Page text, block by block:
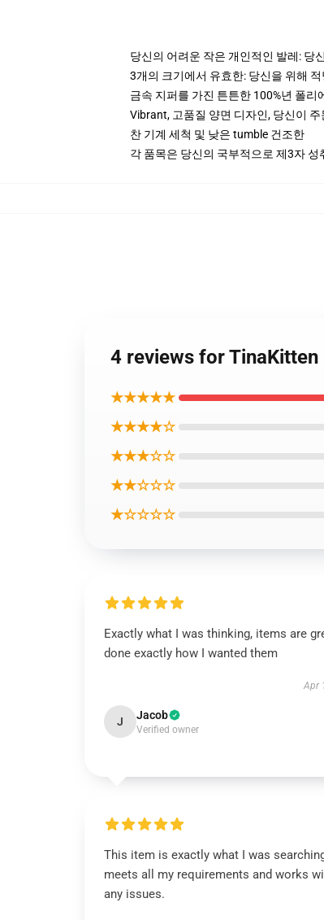
당신의 어려운 작은 개인적인 발레: 당
3개의 크기에서 유효한: 당신을 위해
금속 지퍼를 가진 튼튼한 100%년 폴
Vibrant, 고품질 양면 디자인, 당신이
찬 기계 세척 및 낮은 tumble 건조한
각 품목은 당신의 국부적으로 제3자
4 reviews for TinaKitten
★★★★★
★★★★☆
★★★☆☆
★★☆☆☆
★☆☆☆☆
Exactly what I was thinking, items are
done exactly how I wanted them
Apr
J Jacob
Verified owner
This item is exactly what I was
meets all my requirements and works
any issues.